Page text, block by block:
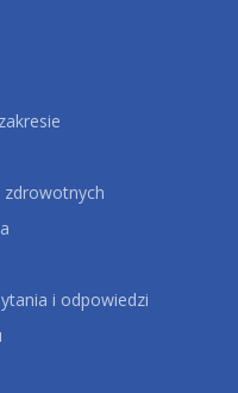
zdrowotnych
i odpowiedzi